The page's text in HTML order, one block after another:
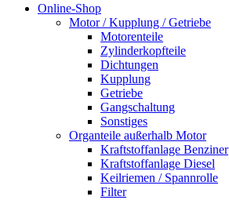
Online-Shop
Motor / Kupplung / Getriebe
Motorenteile
Zylinderkopfteile
Dichtungen
Kupplung
Getriebe
Gangschaltung
Sonstiges
Organteile außerhalb Motor
Kraftstoffanlage Benziner
Kraftstoffanlage Diesel
Keilriemen / Spannrolle
Filter